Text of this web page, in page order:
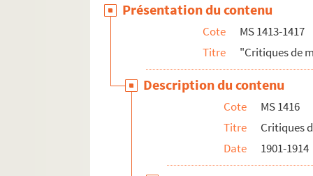
Présentation du contenu
Cote
MS 1413-1417
Titre
"Critiques de
Description du contenu
Cote
MS 1416
Titre
Critiques
Date
1901-1914